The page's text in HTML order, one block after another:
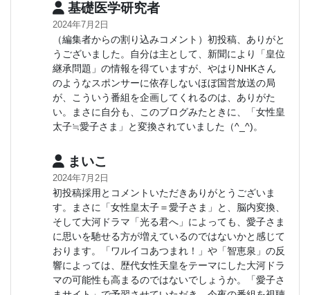
基礎医学研究者
2024年7月2日
（編集者からの割り込みコメント）初投稿、ありがと
うございました。自分は主として、新聞により「皇位
継承問題」の情報を得ていますが、やはりNHKさん
のようなスポンサーに依存しないほぼ国営放送の局
が、こういう番組を企画してくれるのは、ありがた
い。まさに自分も、このブログみたときに、「女性皇
太子≒愛子さま」と変換されていました（^_^)。
まいこ
2024年7月2日
初投稿採用とコメントいただきありがとうございま
す。まさに「女性皇太子＝愛子さま」と、脳内変換、
そして大河ドラマ「光る君へ」によっても、愛子さま
に思いを馳せる方が増えているのではないかと感じて
おります。「ワルイコあつまれ！」や「智恵泉」の反
響によっては、歴代女性天皇をテーマにした大河ドラ
マの可能性も高まるのではないでしょうか。「愛子さ